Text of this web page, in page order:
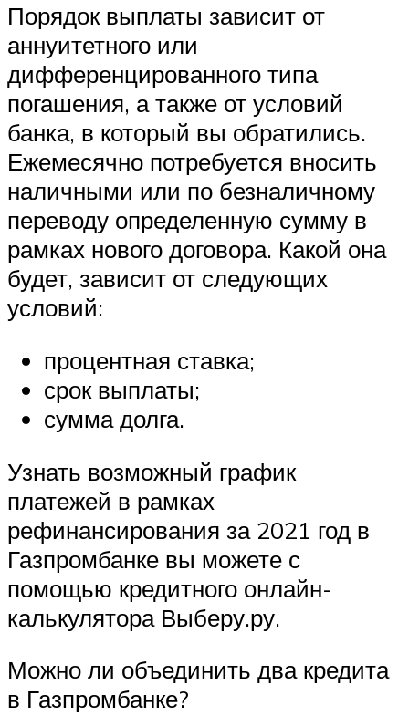
Порядок выплаты зависит от
аннуитетного или
дифференцированного типа
погашения, а также от условий
банка, в который вы обратились.
Ежемесячно потребуется вносить
наличными или по безналичному
переводу определенную сумму в
рамках нового договора. Какой она
будет, зависит от следующих
условий:
процентная ставка;
срок выплаты;
сумма долга.
Узнать возможный график
платежей в рамках
рефинансирования за 2021 год в
Газпромбанке вы можете с
помощью кредитного онлайн-
калькулятора Выберу.ру.
Можно ли объединить два кредита
в Газпромбанке?